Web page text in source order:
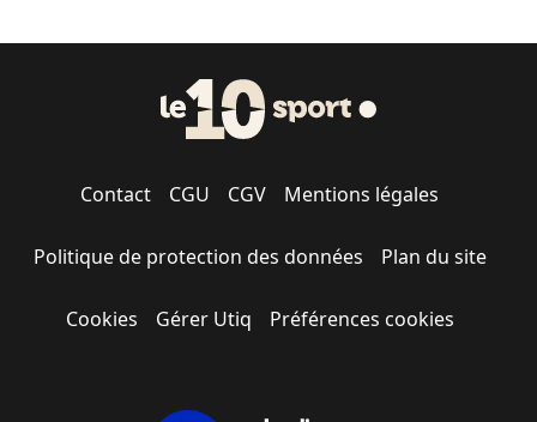
Contact CGU CGV Mentions légales
Politique de protection des données Plan du site
Cookies Gérer Utiq Préférences cookies